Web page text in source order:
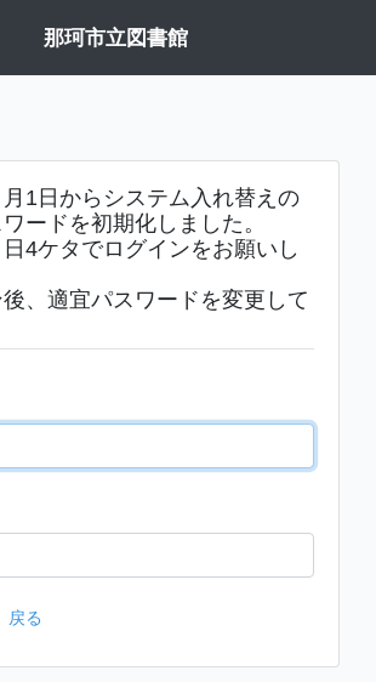
那珂市立図書館
1日からシステム入れ替えの
ードを初期化しました。
4ケタでログインをお願いし
後、適宜パスワードを変更して
戻る